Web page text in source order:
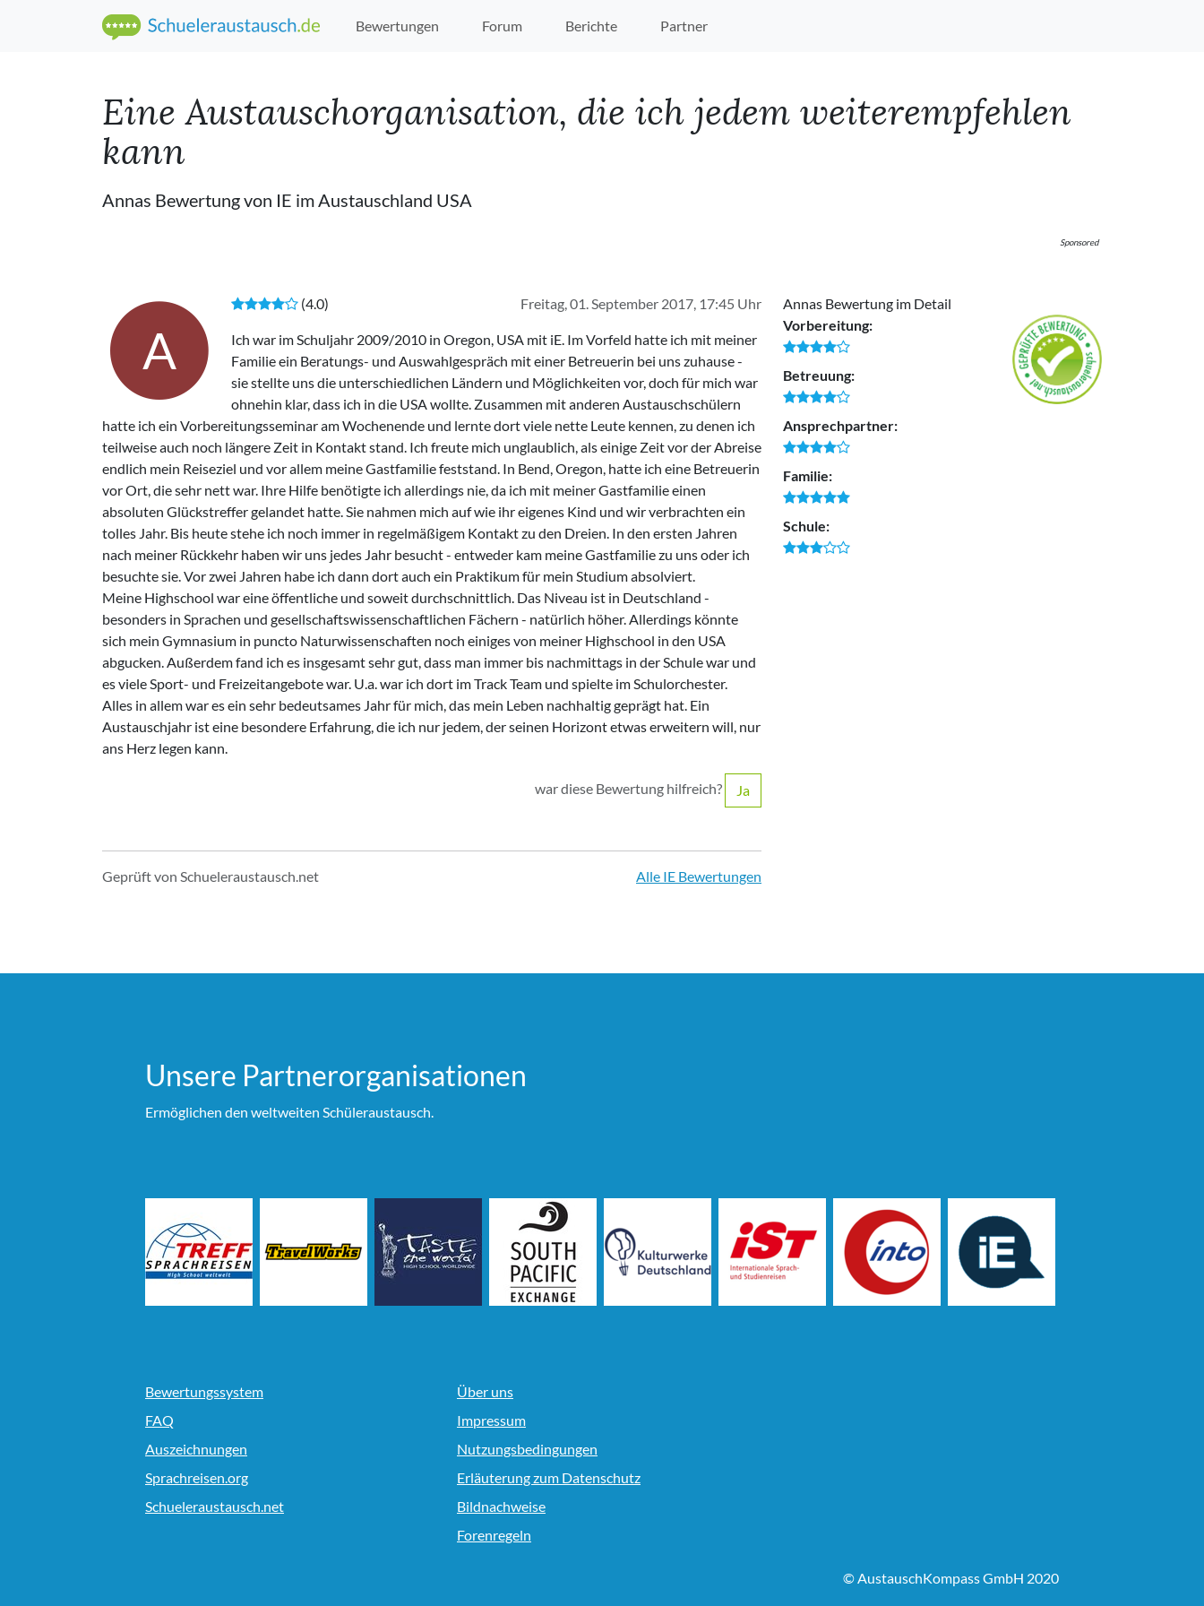
Bewertungen Forum Berichte Partner
Eine Austauschorganisation, die ich jedem weiterempfehlen
kann
Annas Bewertung von IE im Austauschland USA
Sponsored
A
Freitag, 01. September 2017, 17:45 Uhr
(4.0)
Ich war im Schuljahr 2009/2010 in Oregon, USA mit iE. Im Vorfeld hatte ich mit meiner
Familie ein Beratungs- und Auswahlgespräch mit einer Betreuerin bei uns zuhause -
sie stellte uns die unterschiedlichen Ländern und Möglichkeiten vor, doch für mich war
ohnehin klar, dass ich in die USA wollte. Zusammen mit anderen Austauschschülern
hatte ich ein Vorbereitungsseminar am Wochenende und lernte dort viele nette Leute kennen, zu denen ich
teilweise auch noch längere Zeit in Kontakt stand. Ich freute mich unglaublich, als einige Zeit vor der Abreise
endlich mein Reiseziel und vor allem meine Gastfamilie feststand. In Bend, Oregon, hatte ich eine Betreuerin
vor Ort, die sehr nett war. Ihre Hilfe benötigte ich allerdings nie, da ich mit meiner Gastfamilie einen
absoluten Glückstreffer gelandet hatte. Sie nahmen mich auf wie ihr eigenes Kind und wir verbrachten ein
tolles Jahr. Bis heute stehe ich noch immer in regelmäßigem Kontakt zu den Dreien. In den ersten Jahren
nach meiner Rückkehr haben wir uns jedes Jahr besucht - entweder kam meine Gastfamilie zu uns oder ich
besuchte sie. Vor zwei Jahren habe ich dann dort auch ein Praktikum für mein Studium absolviert.
Meine Highschool war eine öffentliche und soweit durchschnittlich. Das Niveau ist in Deutschland -
besonders in Sprachen und gesellschaftswissenschaftlichen Fächern - natürlich höher. Allerdings könnte
sich mein Gymnasium in puncto Naturwissenschaften noch einiges von meiner Highschool in den USA
abgucken. Außerdem fand ich es insgesamt sehr gut, dass man immer bis nachmittags in der Schule war und
es viele Sport- und Freizeitangebote war. U.a. war ich dort im Track Team und spielte im Schulorchester.
Alles in allem war es ein sehr bedeutsames Jahr für mich, das mein Leben nachhaltig geprägt hat. Ein
Austauschjahr ist eine besondere Erfahrung, die ich nur jedem, der seinen Horizont etwas erweitern will, nur
ans Herz legen kann.
war diese Bewertung hilfreich? Ja
Geprüft von Schueleraustausch.net Alle IE Bewertungen
Annas Bewertung im Detail
Vorbereitung:
Betreuung:
Ansprechpartner:
Familie:
Schule:
Unsere Partner­organi­sationen
Ermöglichen den weltweiten Schüleraustausch.
Bewertungssystem
FAQ
Auszeichnungen
Sprachreisen.org
Schueleraustausch.net
Über uns
Impressum
Nutzungsbedingungen
Erläuterung zum Datenschutz
Bildnachweise
Forenregeln
© AustauschKompass GmbH 2020